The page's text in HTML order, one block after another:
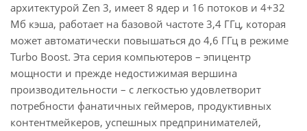
архитектурой Zen 3, имеет 8 ядер и 16 потоков и 4+32
Мб кэша, работает на базовой частоте 3,4 ГГц, которая
может автоматически повышаться до 4,6 ГГц в режиме
Turbo Boost. Эта серия компьютеров – эпицентр
мощности и прежде недостижимая вершина
производительности – с легкостью удовлетворит
потребности фанатичных геймеров, продуктивных
контентмейкеров, успешных предпринимателей,